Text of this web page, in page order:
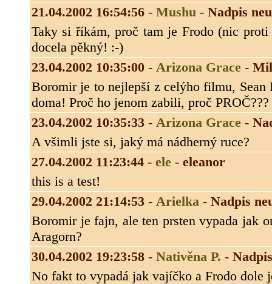
21.04.2002 16:54:56 - Mushu - Nadpis
Taky si říkám, proč tam je Frodo (nic
docela pěkný! :-)
23.04.2002 10:35:00 - Arizona Grace -
Boromir je to nejlepší z celýho filmu, Sean
doma! Proč ho jenom zabili, proč PROČ???
23.04.2002 10:35:33 - Arizona Grace -
A všimli jste si, jaký má nádherný ruce?
27.04.2002 11:23:44 - ele - eleanor
this is a test!
29.04.2002 21:14:53 - Arielka - Nadpis
Boromir je fajn, ale ten prsten vypada jak
Aragorn?
30.04.2002 19:23:58 - Nativěna P. -
No fakt to vypadá jak vajíčko a Frodo